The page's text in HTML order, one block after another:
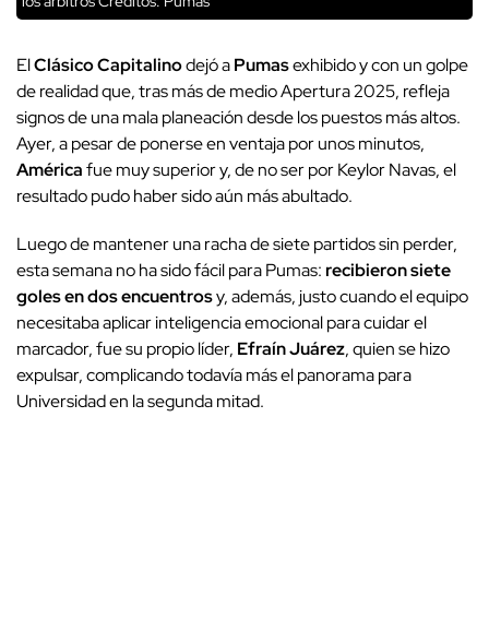
ElClásico Capitalinodejó aPumasexhibido y con un golpe
de realidad que, tras más de medio Apertura 2025, refleja
signos de una mala planeación desde los puestos más altos.
Ayer, a pesar de ponerse en ventaja por unos minutos,
Américafue muy superior y, de no ser por Keylor Navas, el
resultado pudo haber sido aún más abultado.
Luego de mantener una racha de siete partidos sin perder,
esta semana no ha sido fácil para Pumas:recibieron siete
goles en dos encuentrosy, además, justo cuando el equipo
necesitaba aplicar inteligencia emocional para cuidar el
marcador, fue su propio líder, Efraín Juárez, quien se hizo
expulsar, complicando todavía más el panorama para
Universidad en la segunda mitad.